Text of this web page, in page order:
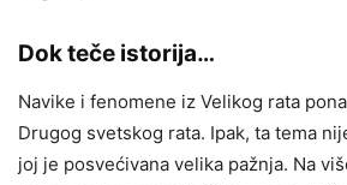
Dok teče istorija…
Navike i fenomene iz Velikog rata
Drugog svetskog rata. Ipak, ta tema
joj je posvećivana velika pažnja. Na